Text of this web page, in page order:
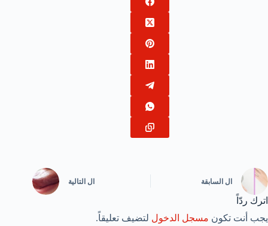
ال السابقة ال التالية
اترك ردّاً
يجب أنت تكون مسجل الدخول لتضيف تعليقاً.